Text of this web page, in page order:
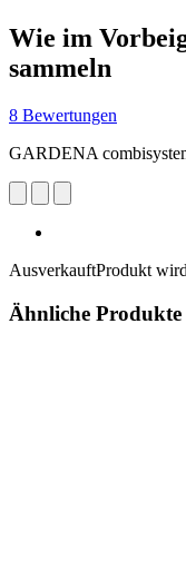
Wie im
sammeln
8 Bewertungen
GARDENA
AusverkauftProdukt
Ähnliche Produkte